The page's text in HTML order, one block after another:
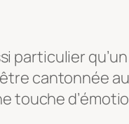
particulier
cantonnée
touche